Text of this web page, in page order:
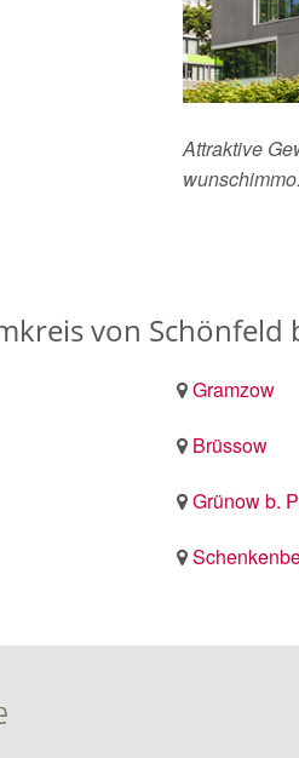
Attraktive
von Schönfeld
Gramzow
Brüssow
Grünow b.